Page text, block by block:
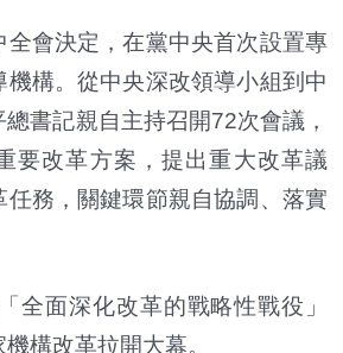
會決定，在黨中央首次設置專
構。從中央深改領導小組到中
書記親自主持召開72次會議，
要改革方案，提出重大改革議
任務，關鍵環節親自協調、落實
全面深化改革的戰略性戰役」
構改革拉開大幕。